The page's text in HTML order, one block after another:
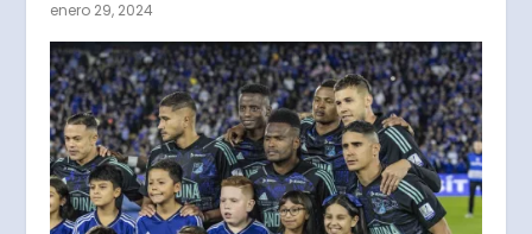
enero 29, 2024